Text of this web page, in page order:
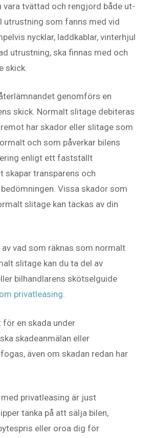
vara tvättad och rengjord både ut-
utrustning som fanns med vid
nycklar, laddkablar, vinterhjul
utrustning, ska finnas med och
skick.
genomförs en
skick. Normalt slitage debiteras
har skador eller slitage som
och som påverkar bilens
enligt ett fastställt
skapar transparens och
Vissa skador som
slitage kan täckas av din
vad som räknas som normalt
slitage kan du ta del av
bilhandlarens skötselguide
privatleasing.
för en skada under
skadeanmälan eller
även om skadan redan har
privatleasing är just
tänka på att sälja bilen,
eller oroa dig för